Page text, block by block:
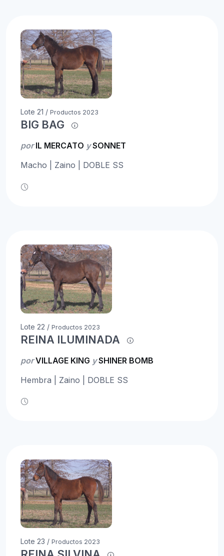
Lote 21 / Productos 2023
BIG BAG
porIL MERCATO ySONNET
Macho | Zaino | DOBLE SS
Lote 22 / Productos 2023
REINA ILUMINADA
porVILLAGE KING ySHINER BOMB
Hembra | Zaino | DOBLE SS
Lote 23 / Productos 2023